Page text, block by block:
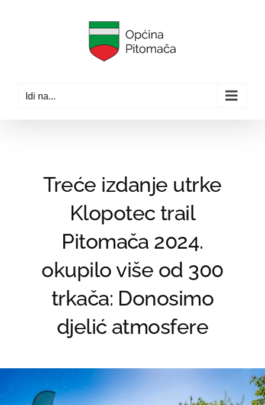
Idi na...
Treće izdanje utrke
Klopotec trail
Pitomača 2024.
okupilo više od 300
trkača: Donosimo
djelić atmosfere